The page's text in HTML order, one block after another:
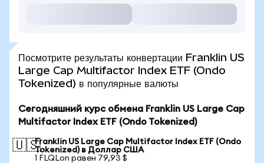
Посмотрите результаты конвертации Franklin US
Large Cap Multifactor Index ETF (Ondo
Tokenized) в популярные валюты
Сегодняшний курс обмена Franklin US Large Cap
Multifactor Index ETF (Ondo Tokenized)
🇺🇸Franklin US Large Cap Multifactor Index ETF (Ondo
Tokenized) в Доллар США
1 FLQLon равен 79,93 $